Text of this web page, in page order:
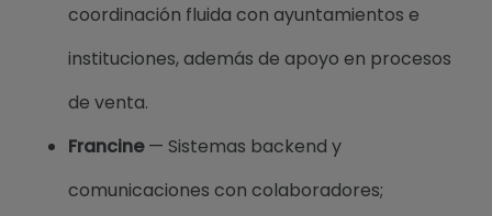
coordinación fluida con ayuntamientos e
instituciones, además de apoyo en procesos
de venta.
Francine— Sistemas backend y
comunicaciones con colaboradores;